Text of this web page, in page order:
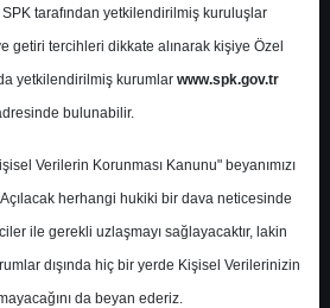
HOLDİNG A.Ş.
150.00 ₺
%70.36
0
SPK tarafından yetkilendirilmiş kuruluşlar
getiri tercihleri dikkate alınarak kişiye Özel
yetkilendirilmiş kurumlar www.spk.gov.tr
bulunabilir.
Verilerin Korunması Kanunu" beyanımızı
herhangi hukiki bir dava neticesinde
ile gerekli uzlaşmayı sağlayacaktır, lakin
dışında hiç bir yerde Kişisel Verilerinizin
da beyan ederiz.